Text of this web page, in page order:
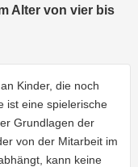
Strom
E-
Mobilität
Wärme
Vorteilswelt
Mobilität
Abschied
Online-
Services
LINZ
AG-
Kulturzeit
Alter von vier bis
Kinder, die noch
ist eine spielerische
Grundlagen der
von der Mitarbeit im
kann keine